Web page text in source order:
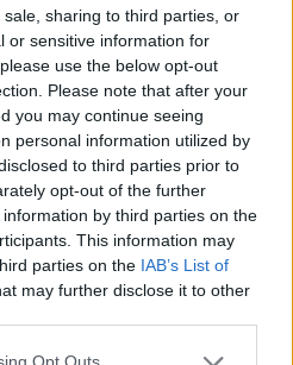
sharing to third parties, or
or sensitive information for
use the below opt-out
Please note that after your
you may continue seeing
personal information utilized by
to third parties prior to
opt-out of the further
by third parties on the
This information may
parties on the IAB’s List of
may further disclose it to other